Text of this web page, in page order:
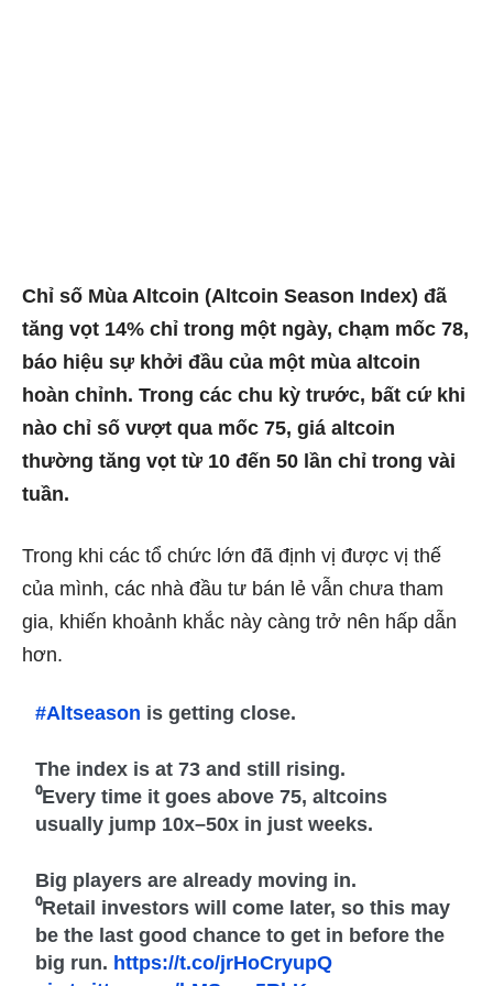
Chỉ số Mùa Altcoin (Altcoin Season Index) đã
tăng vọt 14% chỉ trong một ngày, chạm mốc 78,
báo hiệu sự khởi đầu của một mùa altcoin
hoàn chỉnh. Trong các chu kỳ trước, bất cứ khi
nào chỉ số vượt qua mốc 75, giá altcoin
thường tăng vọt từ 10 đến 50 lần chỉ trong vài
tuần.
Trong khi các tổ chức lớn đã định vị được vị thế
của mình, các nhà đầu tư bán lẻ vẫn chưa tham
gia, khiến khoảnh khắc này càng trở nên hấp dẫn
hơn.
#Altseason is getting close.
The index is at 73 and still rising.
⁰Every time it goes above 75, altcoins
usually jump 10x–50x in just weeks.
Big players are already moving in.
⁰Retail investors will come later, so this may
be the last good chance to get in before the
big run. https://t.co/jrHoCryupQ